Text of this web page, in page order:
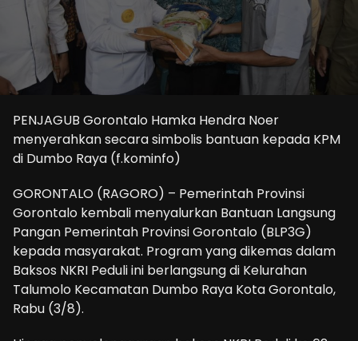
PENJAGUB Gorontalo Hamka Hendra Noer
menyerahkan secara simbolis bantuan kepada KPM
di Dumbo Raya (f.kominfo)
GORONTALO (RAGORO) – Pemerintah Provinsi
Gorontalo kembali menyalurkan Bantuan Langsung
Pangan Pemerintah Provinsi Gorontalo (BLP3G)
kepada masyarakat. Program yang dikemas dalam
Baksos NKRI Peduli ini berlangsung di Kelurahan
Talumolo Kecamatan Dumbo Raya Kota Gorontalo,
Rabu (3/8).